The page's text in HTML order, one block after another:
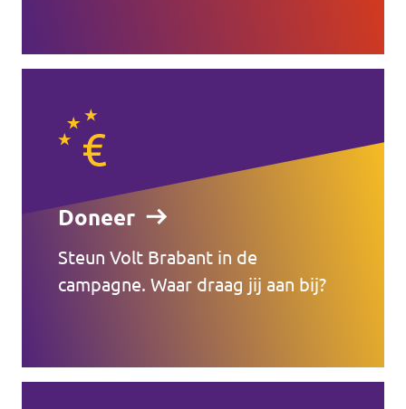
Doneer
Steun Volt Brabant in de
campagne. Waar draag jij aan bij?